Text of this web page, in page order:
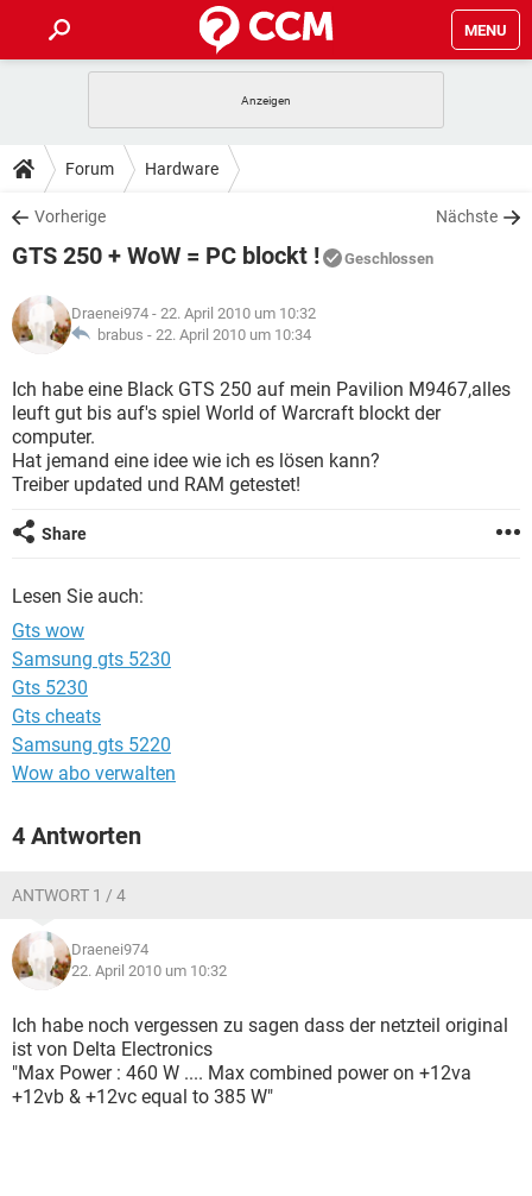
MENU
ANDROID
WINDOWS 10
WHATSAPP TIKTOK
FACEBOOK
TIPPS & TRICKS
SPIELE
WHATSAPP TIKTOK
DOWNLOADS
SPIELE STREAMING
ANDROID
WINDOWS 10 INSTAGRAM
WHATSAPP TIKTOK
FACEBOOK HARDWARE
SPIELE STREAMING
WINDOWS 10 INSTAGRAM
WHATSAPP
FACEBOOK HARDWARE
LEXIKON
SPIELE STREAMING
ANDROID IOS
WINDOWS 10 INSTAGRAM
WHATSAPP
FACEBOOK
Forum Hardware
Vorherige Nächste
GTS 250 + WoW = PC blockt ! Geschlossen
Draenei974 - 22. April 2010 um 10:32
brabus - 22. April 2010 um 10:34
Ich habe eine Black GTS 250 auf mein Pavilion M9467,alles
leuft gut bis auf's spiel World of Warcraft blockt der
computer.
Hat jemand eine idee wie ich es lösen kann?
Treiber updated und RAM getestet!
Share
Lesen Sie auch:
Gts wow
Samsung gts 5230
Gts 5230
Gts cheats
Samsung gts 5220
Wow abo verwalten
4 Antworten
ANTWORT 1 / 4
Draenei974
22. April 2010 um 10:32
Ich habe noch vergessen zu sagen dass der netzteil original
ist von Delta Electronics
"Max Power : 460 W .... Max combined power on +12va
+12vb & +12vc equal to 385 W"